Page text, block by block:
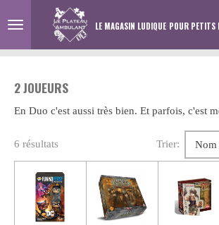
au
contenu
LE MAGASIN LUDIQUE POUR PETITS
2 JOUEURS
En Duo c'est aussi très bien. Et parfois, c'est
6 résultats Trier: